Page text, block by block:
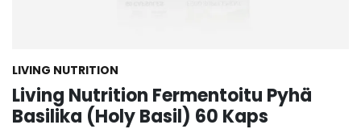
LIVING NUTRITION
Living Nutrition Fermentoitu Pyhä
Basilika (Holy Basil) 60 Kaps